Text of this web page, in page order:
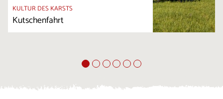
KULTUR DES KARSTS
Kutschenfahrt